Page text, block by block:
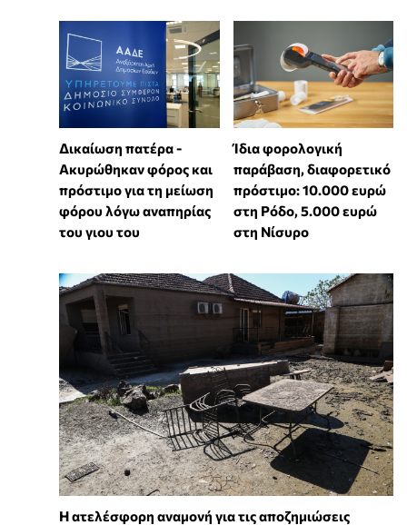
Δικαίωση πατέρα -
Ακυρώθηκαν φόρος και
πρόστιμο για τη μείωση
φόρου λόγω αναπηρίας
του γιου του
Ίδια φορολογική
παράβαση, διαφορετικό
πρόστιμο: 10.000 ευρώ
στη Ρόδο, 5.000 ευρώ
στη Νίσυρο
Η ατελέσφορη αναμονή για τις αποζημιώσεις